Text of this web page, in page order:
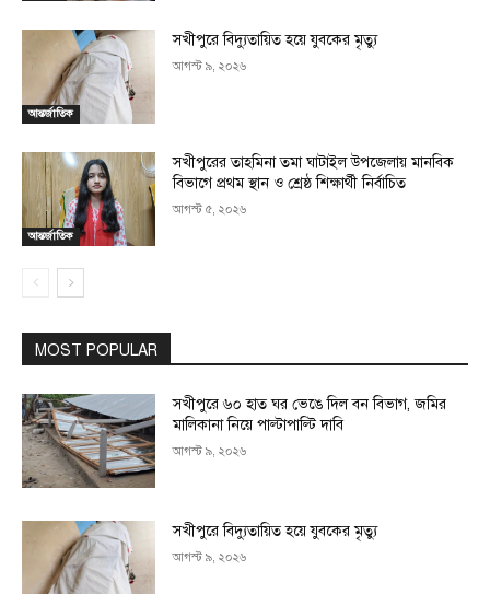
আন্তর্জাতিক
সখীপুরে বিদ্যুতায়িত হয়ে যুবকের মৃত্যু
আগস্ট ৯, ২০২৬
আন্তর্জাতিক
সখীপুরের তাহমিনা তমা ঘাটাইল উপজেলায় মানবিক
বিভাগে প্রথম স্থান ও শ্রেষ্ঠ শিক্ষার্থী নির্বাচিত
আগস্ট ৫, ২০২৬
MOST POPULAR
সখীপুরে ৬০ হাত ঘর ভেঙে দিল বন বিভাগ, জমির
মালিকানা নিয়ে পাল্টাপাল্টি দাবি
আগস্ট ৯, ২০২৬
সখীপুরে বিদ্যুতায়িত হয়ে যুবকের মৃত্যু
আগস্ট ৯, ২০২৬